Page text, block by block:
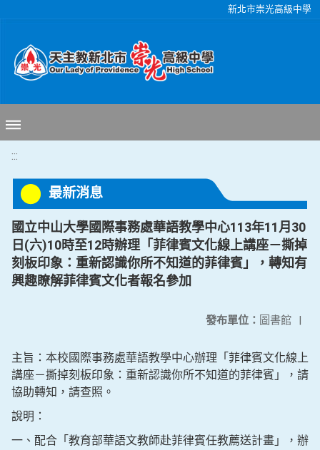
新北市崇光高級中學
:::
最新消息
國立中山大學國際事務處華語教學中心113年11月30
日(六)10時至12時辦理「菲律賓文化線上講座－撕掉
刻板印象：重新認識你所不知道的菲律賓」，轉知有
興趣瞭解菲律賓文化者報名參加
發布單位： 圖書館 |
主旨：本校國際事務處華語教學中心辦理「菲律賓文化線上
講座－撕掉刻板印象：重新認識你所不知道的菲律賓」，請
協助轉知，請查照。
說明：
一、配合「教育部華語文教師赴菲律賓任教薦送計畫」，辦